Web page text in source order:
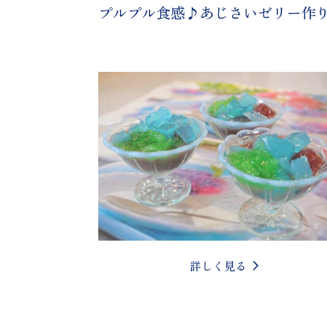
プルプル食感♪あじさいゼリー作り
詳しく見る